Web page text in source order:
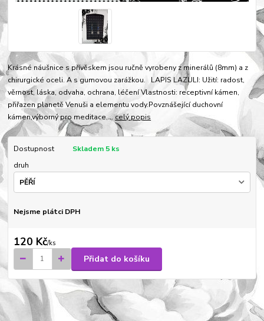
Krásné náušnice s přívěskem jsou ručně vyrobeny z minerálů (8mm) a z
chirurgické oceli. A s gumovou zarážkou. LAPIS LAZULI: Užití: radost,
věrnost, láska, odvaha, ochrana, léčení Vlastnosti: receptivní kámen,
přiřazen planetě Venuši a elementu vody.Povznášející duchovní
kámen,výborný pro meditace,...celý popis
Dostupnost
Skladem 5 ks
druh
Nejsme plátci DPH
120 Kč/ks
Přidat do košíku